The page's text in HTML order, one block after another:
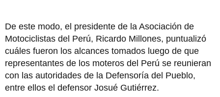
De este modo, el presidente de la Asociación de
Motociclistas del Perú, Ricardo Millones, puntualizó
cuáles fueron los alcances tomados luego de que
representantes de los moteros del Perú se reunieran
con las autoridades de la Defensoría del Pueblo,
entre ellos el defensor Josué Gutiérrez.